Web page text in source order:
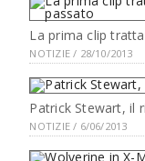
La prima clip
NOTIZIE / 28/10/2013
Patrick Stewart, il
NOTIZIE / 6/06/2013